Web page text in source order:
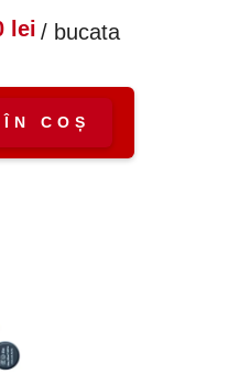
inițial a fost:
lei
Prețul curent
/ bucata
COȘ